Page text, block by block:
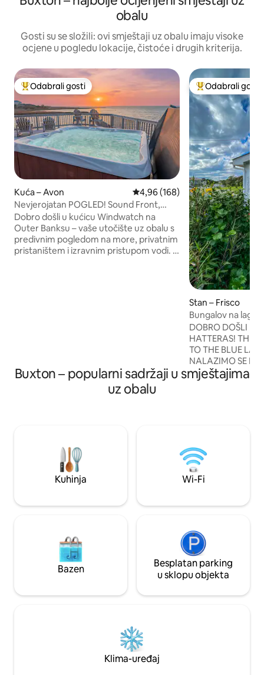
obalu
Gosti su se složili: ovi smještaji uz obalu imaju visoke
ocjene u pogledu lokacije, čistoće i drugih kriterija.
Među najviše rangiranima s oznakom „Odabrali gosti”
Odabrali gosti
Kuća – Avon Prosječna ocjena: 4,96/5,
4,96 (168)
Nevjerojatan POGLED! Sound Front,
kajaci, daske za veslanje
Dobro došli u kućicu Windwatch na
Outer Banksu – vaše utočište uz obalu s
predivnim pogledom na more, privatnim
pristaništem i izravnim pristupom vodi. •
prekrasne krajolike Outer Banksa
Među najviše
Odabrali gosti
Stan – Frisco
Bungalov na
brodove
DOBRO DOŠLI NA
HATTERAS! THIS STUDIO IS ATTACHED
TO THE BLUE
NALAZIMO SE NA
BICIKLISTIČKOJ
ZRAČNE LUKE
HLADNJAKOM. WE SIT ON A SMALL
CANAL WITH
DOCKAGE FOR
FOR A EXTRA FEE. PREKRASNI ZALASCI
BLIZINI UKUSNE
FRISCO!
Buxton – popularni sadržaji u smještajima
uz obalu
Kuhinja Wi-Fi
Bazen
Besplatan parking
u sklopu objekta
Klima-uređaj